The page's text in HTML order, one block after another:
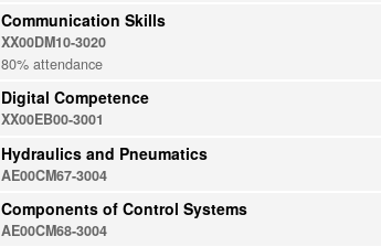
Communication Skills
XX00DM10-3020
80% attendance
Digital Competence
XX00EB00-3001
Hydraulics and Pneumatics
AE00CM67-3004
Components of Control Systems
AE00CM68-3004